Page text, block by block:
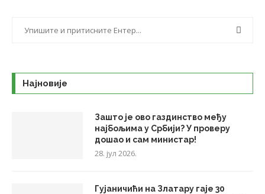
Најновије
Зашто је ово газдинство међу
најбољима у Србији? У проверу
дошао и сам министар!
28. јул 2026.
Гујаничићи на Златару гаје 30